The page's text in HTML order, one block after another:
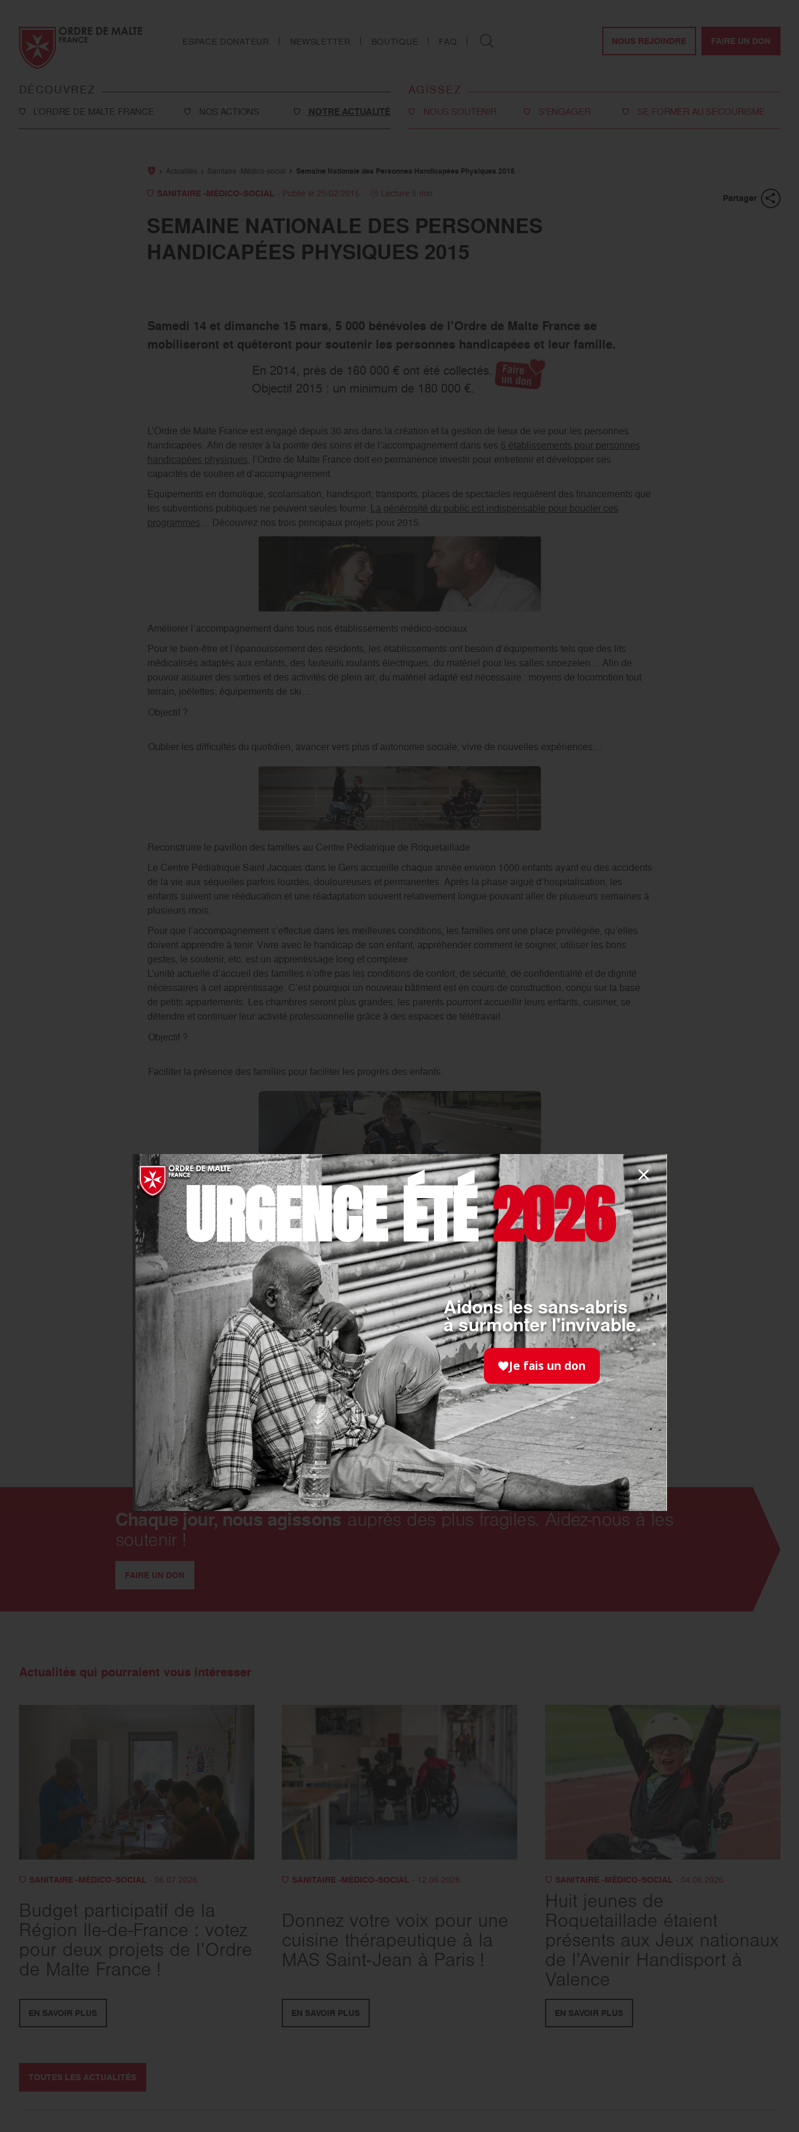
ESPACE DONATEUR NEWSLETTER BOUTIQUE FAQ NOUS REJOINDRE FAIRE UN DON
DÉCOUVREZ
L’ORDRE DE MALTE FRANCE
Notre présence à l’international
NOS ACTIONS
Toutes nos actions
NOTRE ACTUALITÉ
AGISSEZ
NOUS SOUTENIR
assurances-vie
Tous les moyens de nous
soutenir
S'ENGAGER
Travailler avec nous
SE FORMER AU SECOURISME
Actualités Sanitaire -Médico-social Semaine Nationale des Personnes Handicapées Physiques 2015
Partager
SANITAIRE -MÉDICO-SOCIAL - Publié le 25/02/2015 Lecture 5 min
SEMAINE NATIONALE DES PERSONNES
HANDICAPÉES PHYSIQUES 2015
Samedi 14 et dimanche 15 mars, 5 000 bénévoles de l’Ordre de Malte France se
mobiliseront et quêteront pour soutenir les personnes handicapées et leur famille.
En 2014, près de 160 000 € ont été collectés.
Objectif 2015 : un minimum de 180 000 €.
L’Ordre de Malte France est engagé depuis 30 ans dans la création et la gestion de lieux de vie pour les personnes
handicapées. Afin de rester à la pointe des soins et de l’accompagnement dans ses 5 établissements pour personnes
handicapées physiques, l’Ordre de Malte France doit en permanence investir pour entretenir et développer ses
capacités de soutien et d’accompagnement.
Equipements en domotique, scolarisation, handisport, transports, places de spectacles requièrent des financements que
les subventions publiques ne peuvent seules fournir. La générosité du public est indispensable pour boucler ces
programmes… Découvrez nos trois principaux projets pour 2015.
Améliorer l’accompagnement dans tous nos établissements médico-sociaux
Pour le bien-être et l’épanouissement des résidents, les établissements ont besoin d’équipements tels que des lits
médicalisés adaptés aux enfants, des fauteuils roulants électriques, du matériel pour les salles snoezelen… Afin de
pouvoir assurer des sorties et des activités de plein air, du matériel adapté est nécessaire : moyens de locomotion tout
terrain, joëlettes, équipements de ski…
Objectif ?
Oublier les difficultés du quotidien, avancer vers plus d’autonomie sociale, vivre de nouvelles expériences…
Reconstruire le pavillon des familles au Centre Pédiatrique de Roquetaillade
Le Centre Pédiatrique Saint Jacques dans le Gers accueille chaque année environ 1000 enfants ayant eu des accidents
de la vie aux séquelles parfois lourdes, douloureuses et permanentes. Après la phase aiguë d’hospitalisation, les
enfants suivent une rééducation et une réadaptation souvent relativement longue pouvant aller de plusieurs semaines à
plusieurs mois.
Pour que l’accompagnement s’effectue dans les meilleures conditions, les familles ont une place privilégiée, qu’elles
doivent apprendre à tenir. Vivre avec le handicap de son enfant, appréhender comment le soigner, utiliser les bons
gestes, le soutenir, etc. est un apprentissage long et complexe.
L’unité actuelle d’accueil des familles n’offre pas les conditions de confort, de sécurité, de confidentialité et de dignité
nécessaires à cet apprentissage. C’est pourquoi un nouveau bâtiment est en cours de construction, conçu sur la base
de petits appartements. Les chambres seront plus grandes, les parents pourront accueillir leurs enfants, cuisiner, se
détendre et continuer leur activité professionnelle grâce à des espaces de télétravail.
Objectif ?
Faciliter la présence des familles pour faciliter les progrès des enfants.
Financer une partie du camp d’été international pour 200 personnes handicapées
Le camp international de l’Ordre de Malte
aura lieu cette année en France. Du 18 au 25 juillet, 200 personnes
handicapées du monde entier, âgées de 18 à 35 ans, seront accueillies sur la presqu’île de Crozon, en Bretagne, pour
une semaine de vacances. 300 bénévoles venus de 24 pays les accompagneront pour des activités mettant en valeur la
Bretagne sous tous ses aspects : sorties en mer, visites des plus beaux sites de la région, fêtes, ateliers…
Objectif ?
Dépasser les barrières du handicap pour des jeunes habitués à rester pendant l’année en hôpital ou en Maison
d’Accueil Spécialisée
A lire aussi :
Le camp international d’été 2015 pour jeunes handicapés se tiendra en France
Nos bénévoles au service des personnes malades
Notre vocation d’hospitaliers : accompagner les malades et leur entourage
Chaque jour, nous agissons auprès des plus fragiles. Aidez-nous à les
soutenir !
FAIRE UN DON
Actualités qui pourraient vous intéresser
SANITAIRE -MÉDICO-SOCIAL - 06.07.2026
Budget participatif de la
Région Ile-de-France : votez
pour deux projets de l’Ordre
de Malte France !
EN SAVOIR PLUS
SANITAIRE -MÉDICO-SOCIAL - 12.06.2026
Donnez votre voix pour une
cuisine thérapeutique à la
MAS Saint-Jean à Paris !
EN SAVOIR PLUS
SANITAIRE -MÉDICO-SOCIAL - 04.06.2026
Huit jeunes de
Roquetaillade étaient
présents aux Jeux nationaux
de l’Avenir Handisport à
Valence
EN SAVOIR PLUS
TOUTES LES ACTUALITÉS
URGENCE ÉTÉ2026
Aidons les sans-abris
à surmonter l'invivable.
Je fais un don